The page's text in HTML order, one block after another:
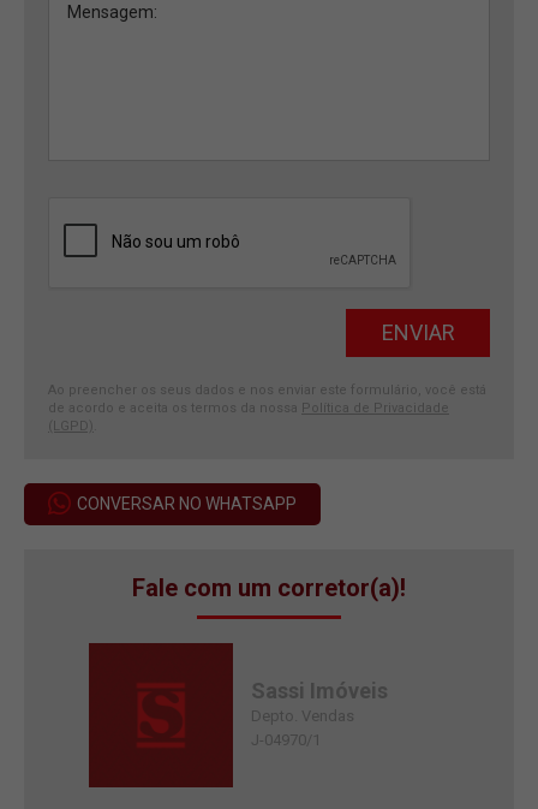
Ao preencher os seus dados e nos enviar este formulário, você está
de acordo e aceita os termos da nossa Política de Privacidade
(LGPD)
CONVERSAR NO WHATSAPP
Fale com um corretor(a)!
Sassi Imóveis
Depto. Vendas
J-04970/1